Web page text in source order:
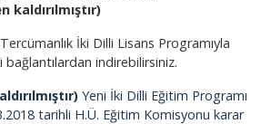
kaldırılmıştır)
İki Dilli Lisans Programıyla
bağlantılardan indirebilirsiniz.
Yeni İki Dilli Eğitim Programı
tarihli H.Ü. Eğitim Komisyonu karar